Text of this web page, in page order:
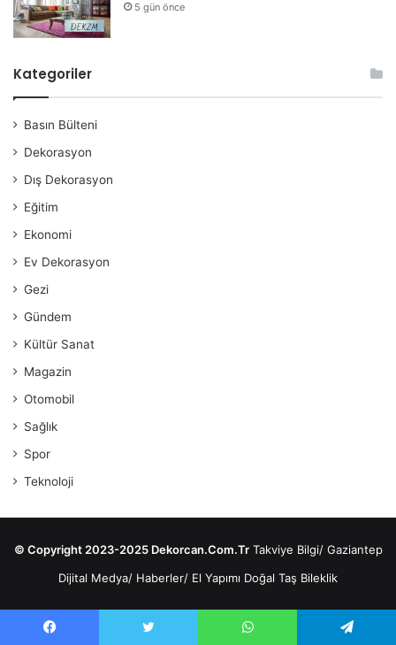
5 gün önce
Kategoriler
Basın Bülteni
Dekorasyon
Dış Dekorasyon
Eğitim
Ekonomi
Ev Dekorasyon
Gezi
Gündem
Kültür Sanat
Magazin
Otomobil
Sağlık
Spor
Teknoloji
© Copyright 2023-2025 Dekorcan.Com.Tr Takviye Bilgi/ Gaziantep
Dijital Medya/ Haberler/ El Yapımı Doğal Taş Bileklik